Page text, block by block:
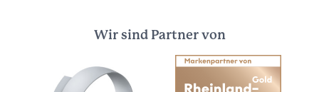
Wir sind Partner von